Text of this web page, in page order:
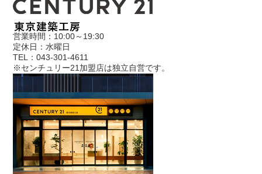
営業時間：10:00～19:30
定休日：水曜日
TEL：043-301-4611
※センチュリー21加盟店は独立自営です。